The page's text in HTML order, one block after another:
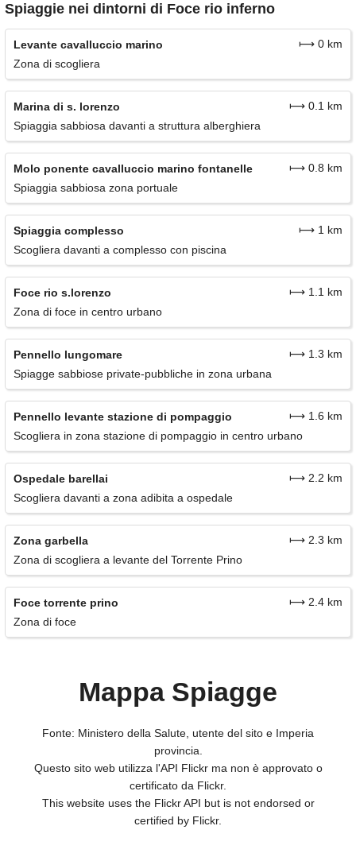
Spiaggie nei dintorni di Foce rio inferno
Levante cavalluccio marino
⟼ 0 km
Zona di scogliera
Marina di s. lorenzo
⟼ 0.1 km
Spiaggia sabbiosa davanti a struttura alberghiera
Molo ponente cavalluccio marino fontanelle
⟼ 0.8 km
Spiaggia sabbiosa zona portuale
Spiaggia complesso
⟼ 1 km
Scogliera davanti a complesso con piscina
Foce rio s.lorenzo
⟼ 1.1 km
Zona di foce in centro urbano
Pennello lungomare
⟼ 1.3 km
Spiagge sabbiose private-pubbliche in zona urbana
Pennello levante stazione di pompaggio
⟼ 1.6 km
Scogliera in zona stazione di pompaggio in centro urbano
Ospedale barellai
⟼ 2.2 km
Scogliera davanti a zona adibita a ospedale
Zona garbella
⟼ 2.3 km
Zona di scogliera a levante del Torrente Prino
Foce torrente prino
⟼ 2.4 km
Zona di foce
Mappa Spiagge
Fonte: Ministero della Salute, utente del sito e Imperia
provincia.
Questo sito web utilizza l'API Flickr ma non è approvato o
certificato da Flickr.
This website uses the Flickr API but is not endorsed or
certified by Flickr.